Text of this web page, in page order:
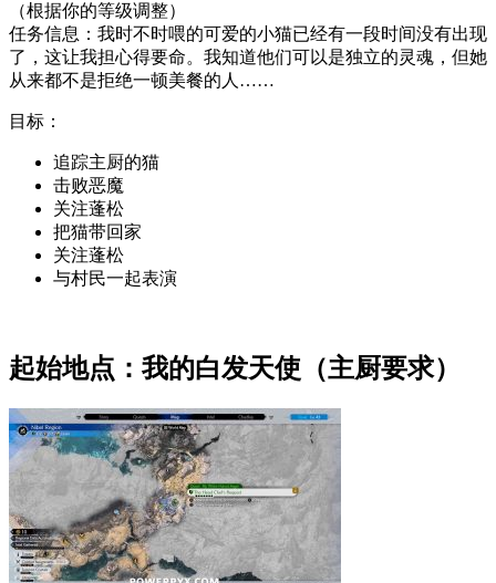
（根据你的等级调整）
任务信息： 我时不时喂的可爱的小猫已经有一段时间没有出现
了，这让我担心得要命。 我知道他们可以是独立的灵魂，但她
从来都不是拒绝一顿美餐的人……
目标：
追踪主厨的猫
击败恶魔
关注蓬松
把猫带回家
关注蓬松
与村民一起表演
起始地点：我的白发天使（主厨要求）